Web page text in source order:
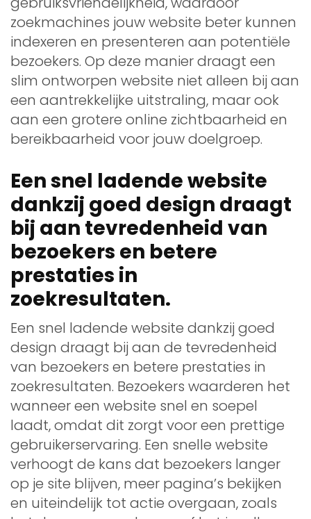
zoekmachines jouw website beter kunnen
indexeren en presenteren aan potentiële
bezoekers. Op deze manier draagt een
slim ontworpen website niet alleen bij aan
een aantrekkelijke uitstraling, maar ook
aan een grotere online zichtbaarheid en
bereikbaarheid voor jouw doelgroep.
Een snel ladende website
dankzij goed design draagt
bij aan tevredenheid van
bezoekers en betere
prestaties in
zoekresultaten.
Een snel ladende website dankzij goed
design draagt bij aan de tevredenheid
van bezoekers en betere prestaties in
zoekresultaten. Bezoekers waarderen het
wanneer een website snel en soepel
laadt, omdat dit zorgt voor een prettige
gebruikerservaring. Een snelle website
verhoogt de kans dat bezoekers langer
op je site blijven, meer pagina’s bekijken
en uiteindelijk tot actie overgaan, zoals